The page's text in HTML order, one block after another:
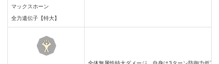
マックスホーン
全力遺伝子【特大】